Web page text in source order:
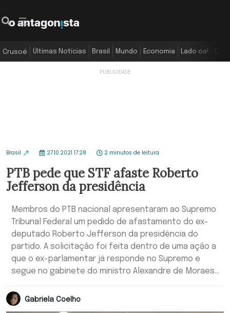
Crusoé Últimas Notícias Brasil Mundo Economia Lado oa!
Brasil 27.10.2021 17:28 2 minutos de leitura
PTB pede que STF afaste Roberto
Jefferson da presidência
Membros do PTB nacional apresentaram ao Supremo
Tribunal Federal um pedido de afastamento do ex-
deputado Roberto Jefferson da presidência do
partido. A solicitação foi feita dentro de uma ação a
que o ex-parlamentar já responde no Supremo e
segue no gabinete do ministro Alexandre de Moraes...
Gabriela Coelho